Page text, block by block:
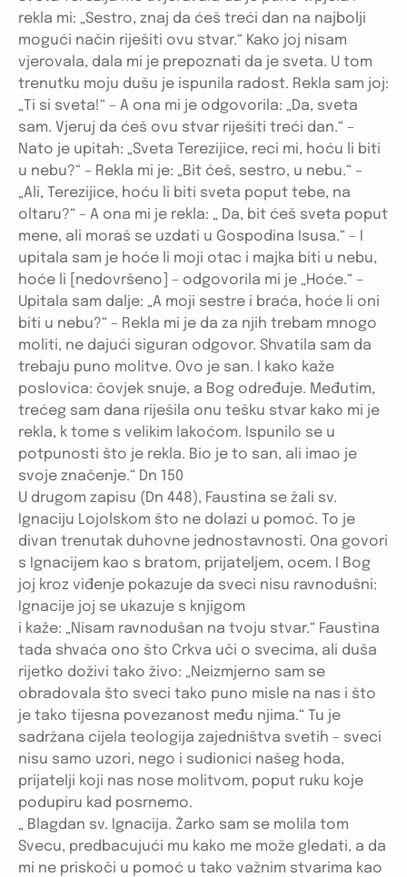
rekla mi: „Sestro, znaj da ćeš treći dan na najbolji
mogući način riješiti ovu stvar.“ Kako joj nisam
vjerovala, dala mi je prepoznati da je sveta. U tom
trenutku moju dušu je ispunila radost. Rekla sam joj:
„Ti si sveta!“ – A ona mi je odgovorila: „Da, sveta
sam. Vjeruj da ćeš ovu stvar riješiti treći dan.“ –
Nato je upitah: „Sveta Terezijice, reci mi, hoću li biti
u nebu?“ – Rekla mi je: „Bit ćeš, sestro, u nebu.“ –
„Ali, Terezijice, hoću li biti sveta poput tebe, na
oltaru?“ – A ona mi je rekla: „ Da, bit ćeš sveta poput
mene, ali moraš se uzdati u Gospodina Isusa.“ – I
upitala sam je hoće li moji otac i majka biti u nebu,
hoće li [nedovršeno] – odgovorila mi je „Hoće.“ –
Upitala sam dalje: „A moji sestre i braća, hoće li oni
biti u nebu?“ – Rekla mi je da za njih trebam mnogo
moliti, ne dajući siguran odgovor. Shvatila sam da
trebaju puno molitve. Ovo je san. I kako kaže
poslovica: čovjek snuje, a Bog određuje. Međutim,
trećeg sam dana riješila onu tešku stvar kako mi je
rekla, k tome s velikim lakoćom. Ispunilo se u
potpunosti što je rekla. Bio je to san, ali imao je
svoje značenje.“ Dn 150
U drugom zapisu (Dn 448), Faustina se žali sv.
Ignaciju Lojolskom što ne dolazi u pomoć. To je
divan trenutak duhovne jednostavnosti. Ona govori
s Ignacijem kao s bratom, prijateljem, ocem. I Bog
joj kroz viđenje pokazuje da sveci nisu ravnodušni:
Ignacije joj se ukazuje s knjigom
i kaže: „Nisam ravnodušan na tvoju stvar.“ Faustina
tada shvaća ono što Crkva uči o svecima, ali duša
rijetko doživi tako živo: „Neizmjerno sam se
obradovala što sveci tako puno misle na nas i što
je tako tijesna povezanost među njima.“ Tu je
sadržana cijela teologija zajedništva svetih – sveci
nisu samo uzori, nego i sudionici našeg hoda,
prijatelji koji nas nose molitvom, poput ruku koje
podupiru kad posrnemo.
„ Blagdan sv. Ignacija. Žarko sam se molila tom
Svecu, predbacujući mu kako me može gledati, a da
mi ne priskoči u pomoć u tako važnim stvarima kao